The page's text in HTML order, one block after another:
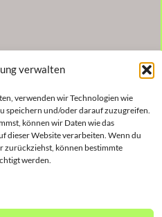
verwalten
verwenden wir Technologien wie
speichern und/oder darauf zuzugreifen.
können wir Daten wie das
dieser Website verarbeiten. Wenn du
zurückziehst, können bestimmte
werden.